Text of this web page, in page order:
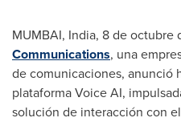
MUMBAI, India, 8 de octubre
Communications, una
de comunicaciones, anunció
plataforma Voice AI,
solución de interacción con